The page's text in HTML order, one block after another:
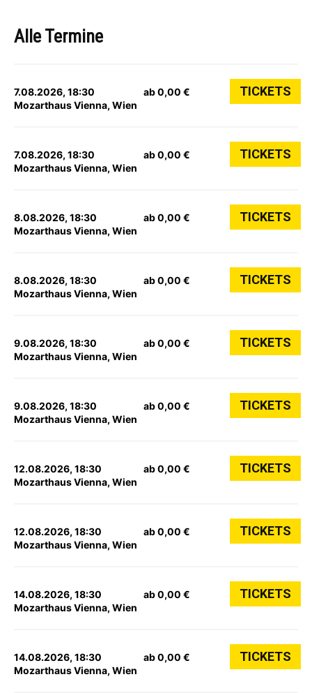
Alle Termine
7.08.2026, 18:30
Mozarthaus Vienna, Wien
ab 0,00 € TICKETS
7.08.2026, 18:30
Mozarthaus Vienna, Wien
ab 0,00 € TICKETS
8.08.2026, 18:30
Mozarthaus Vienna, Wien
ab 0,00 € TICKETS
8.08.2026, 18:30
Mozarthaus Vienna, Wien
ab 0,00 € TICKETS
9.08.2026, 18:30
Mozarthaus Vienna, Wien
ab 0,00 € TICKETS
9.08.2026, 18:30
Mozarthaus Vienna, Wien
ab 0,00 € TICKETS
12.08.2026, 18:30
Mozarthaus Vienna, Wien
ab 0,00 € TICKETS
12.08.2026, 18:30
Mozarthaus Vienna, Wien
ab 0,00 € TICKETS
14.08.2026, 18:30
Mozarthaus Vienna, Wien
ab 0,00 € TICKETS
14.08.2026, 18:30
Mozarthaus Vienna, Wien
ab 0,00 € TICKETS